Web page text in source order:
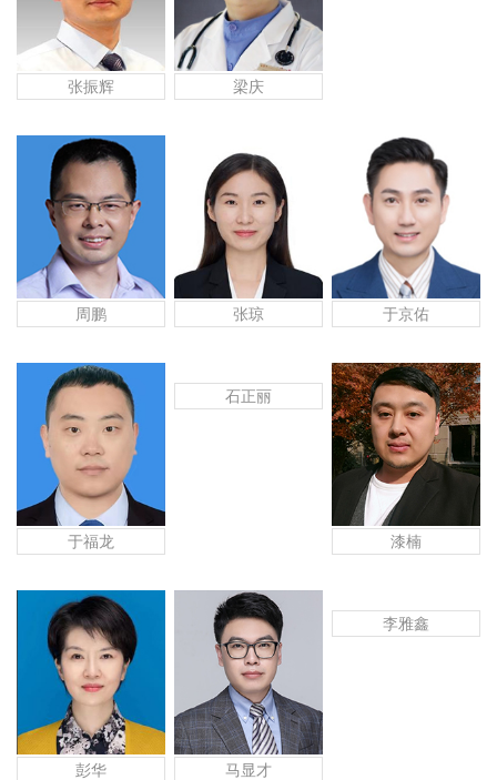
张振辉 梁庆
周鹏 张琼 于京佑
于福龙
石正丽
漆楠
彭华 马显才
李雅鑫